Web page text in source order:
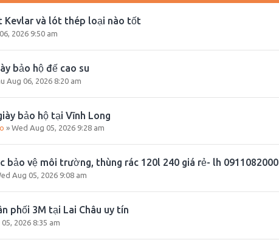
Kevlar và lót thép loại nào tốt
2026 9:50 am
bảo hộ đế cao su
Aug 06, 2026 8:20 am
bảo hộ tại Vĩnh Long
» Wed Aug 05, 2026 9:28 am
bảo vệ môi trường, thùng rác 120l 240 giá rẻ- lh 0911082000
Aug 05, 2026 9:08 am
phối 3M tại Lai Châu uy tín
2026 8:35 am